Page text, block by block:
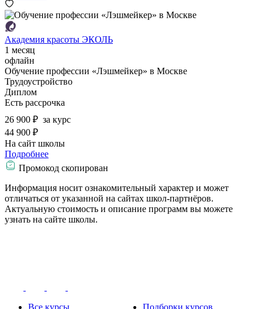
Академия красоты ЭКОЛЬ
1 месяц
офлайн
Обучение профессии «Лэшмейкер» в Москве
Трудоустройство
Диплом
Есть рассрочка
26 900 ₽ за курс
44 900 ₽
На сайт школы
Подробнее
Промокод скопирован
Информация носит ознакомительный характер и может
отличаться от указанной на сайтах школ-партнёров.
Актуальную стоимость и описание программ вы можете
узнать на сайте школы.
Все курсы
Подборки курсов